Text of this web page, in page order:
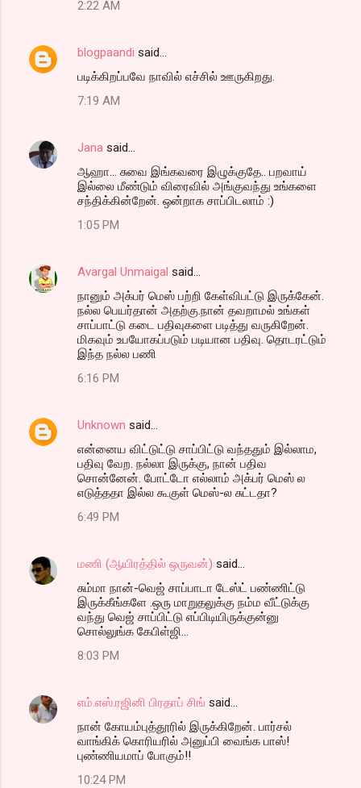
2:22 AM
blogpaandi said…
படிக்கிறப்பவே நாவில் எச்சில் ஊருகிறது.
7:19 AM
Jana said…
ஆஹா... சுவை இங்கவரை இழுக்குதே.. பறவாய்
இல்லை மீண்டும் விரைவில் அங்குவந்து உங்களை
சந்திக்கின்றேன். ஒன்றாக சாப்பிடலாம் :)
1:05 PM
Avargal Unmaigal said…
நானும் அக்பர் மெஸ் பற்றி கேள்விபட்டு இருக்கேன்.
நல்ல பெயர்தான் அதற்கு.நான் தவறாமல் உங்கள்
சாப்பாட்டு கடை பதிவுகளை படித்து வருகிறேன்.
மிகவும் உபயோகப்படும் படியான பதிவு. தொடரட்டும்
இந்த நல்ல பணி
6:16 PM
Unknown said…
என்னைய விட்டுட்டு சாப்பிட்டு வந்ததும் இல்லாம,
பதிவு வேற. நல்லா இருக்கு, நான் பதிவ
சொன்னேன். போட்டோ எல்லாம் அக்பர் மெஸ் ல
எடுத்ததா இல்ல கூகுள் மெஸ்-ல சுட்டதா?
6:49 PM
மணி (ஆயிரத்தில் ஒருவன்) said…
சும்மா நான்-வெஜ் சாப்பாடா டேஸ்ட் பண்ணிட்டு
இருக்கீங்களே .ஒரு மாறுதலுக்கு நம்ம வீட்டுக்கு
வந்து வெஜ் சாப்பிட்டு எப்பிடியிருக்குன்னு
சொல்லுங்க கேபிள்ஜி...
8:03 PM
எம்.எஸ்.ரஜினி பிரதாப் சிங் said…
நான் கோயம்புத்தூரில் இருக்கிறேன். பார்சல்
வாங்கிக் கொரியரில் அனுப்பி வைங்க பாஸ்!
புண்ணியமாப் போகும்!!
10:24 PM